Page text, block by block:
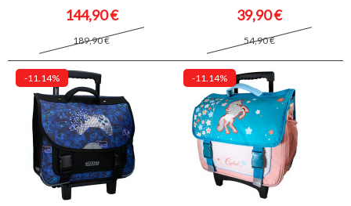
144,90 €
189,90 €
39,90 €
54,90 €
-11.14% -11.14%